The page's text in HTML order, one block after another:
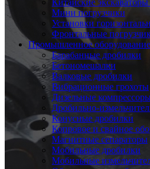
Китайские
Мини погрузчики
Установки
Фронтальные
Промышленное
Барабанные дробилки
Бетономешалки
Валковые дробилки
Вибрационные грохоты
Дизельные
Дробильно-
Конусные дробилки
Копровое и свайное
Магнитные сепараторы
Мобильные дробилки
Мобильные